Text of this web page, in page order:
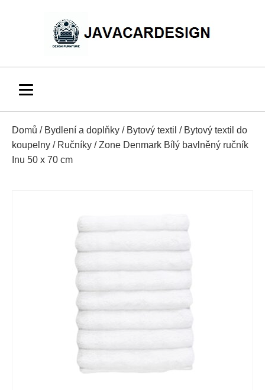
Domů / Bydlení a doplňky / Bytový textil / Bytový textil do
koupelny / Ručníky / Zone Denmark Bílý bavlněný ručník
Inu 50 x 70 cm